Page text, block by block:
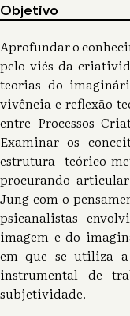
Objetivo
Aprofundar o
pelo viés da
teorias do
vivência e reflexão
entre Processos
Examinar os
estrutura teórico-
procurando
Jung com o
psicanalistas
imagem e do
em que se utiliza
instrumental de
subjetividade.